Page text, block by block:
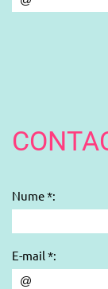
Nume *:
E-mail *: